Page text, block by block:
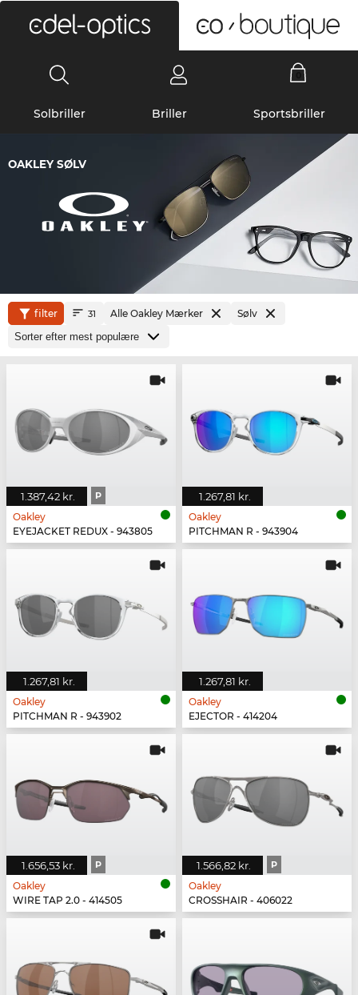
Solbriller Briller Sportsbriller
OAKLEY SØLV
filter 31 Alle Oakley Mærker Sølv
1.387,42 kr. P
Oakley
EYEJACKET REDUX - 943805
1.267,81 kr.
Oakley
PITCHMAN R - 943904
1.267,81 kr.
Oakley
PITCHMAN R - 943902
1.267,81 kr.
Oakley
EJECTOR - 414204
1.656,53 kr. P
Oakley
WIRE TAP 2.0 - 414505
1.566,82 kr. P
Oakley
CROSSHAIR - 406022